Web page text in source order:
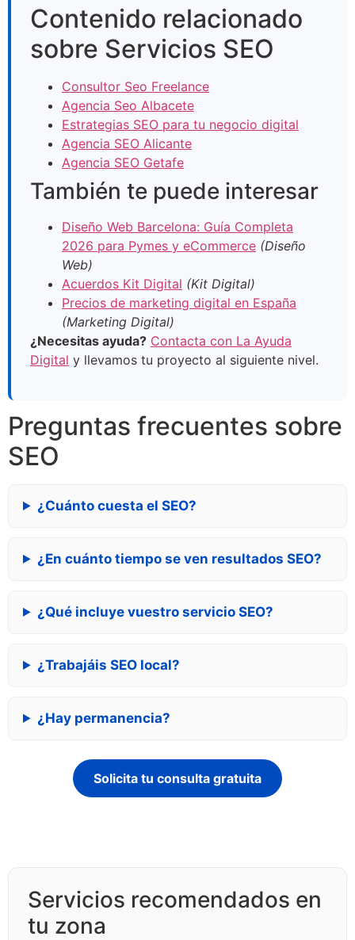
Contenido relacionado
sobre Servicios SEO
Consultor Seo Freelance
Agencia Seo Albacete
Estrategias SEO para tu negocio digital
Agencia SEO Alicante
Agencia SEO Getafe
También te puede interesar
Diseño Web Barcelona: Guía Completa
2026 para Pymes y eCommerce (Diseño
Web)
Acuerdos Kit Digital (Kit Digital)
Precios de marketing digital en España
(Marketing Digital)
¿Necesitas ayuda? Contacta con La Ayuda
Digital y llevamos tu proyecto al siguiente nivel.
Preguntas frecuentes sobre
SEO
¿Cuánto cuesta el SEO?
¿En cuánto tiempo se ven resultados SEO?
¿Qué incluye vuestro servicio SEO?
¿Trabajáis SEO local?
¿Hay permanencia?
Solicita tu consulta gratuita
Servicios recomendados en
tu zona